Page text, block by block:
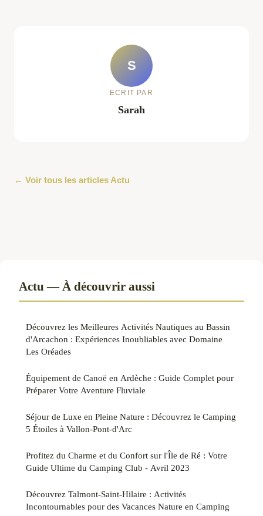
S
ECRIT PAR
Sarah
← Voir tous les articles Actu
Actu — À découvrir aussi
Découvrez les Meilleures Activités Nautiques au Bassin
d'Arcachon : Expériences Inoubliables avec Domaine
Les Oréades
Équipement de Canoë en Ardèche : Guide Complet pour
Préparer Votre Aventure Fluviale
Séjour de Luxe en Pleine Nature : Découvrez le Camping
5 Étoiles à Vallon-Pont-d'Arc
Profitez du Charme et du Confort sur l'Île de Ré : Votre
Guide Ultime du Camping Club - Avril 2023
Découvrez Talmont-Saint-Hilaire : Activités
Incontournables pour des Vacances Nature en Camping